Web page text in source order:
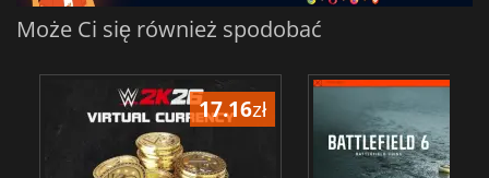
Może Ci się również spodobać
17.16zł